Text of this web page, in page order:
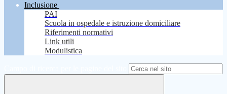
Inclusione
PAI
Scuola in ospedale e istruzione domiciliare
Riferimenti normativi
Link utili
Modulistica